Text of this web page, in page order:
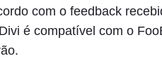
com o feedback
é compatível com o